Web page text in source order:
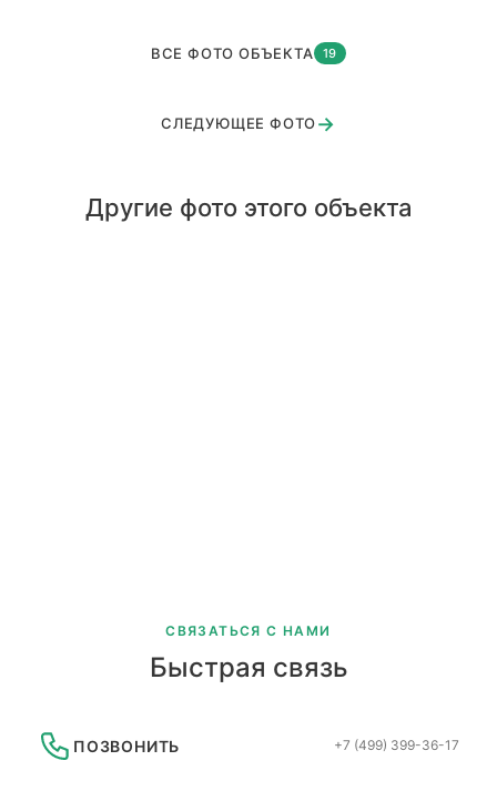
ВСЕ ФОТО ОБЪЕКТА 19
СЛЕДУЮЩЕЕ ФОТО→
Другие фото этого объекта
Королев
Высоково
СВЯЗАТЬСЯ С НАМИ
Быстрая связь
ПОЗВОНИТЬ +7 (499) 399-36-17